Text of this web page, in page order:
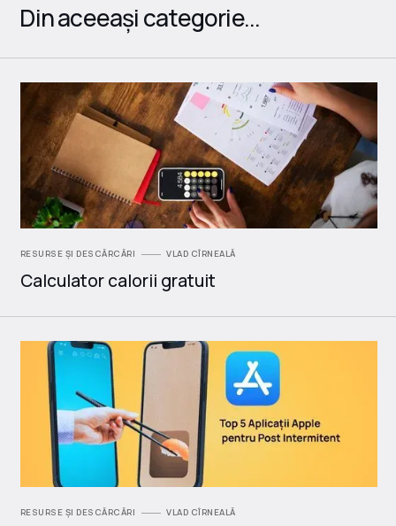
Din aceeași categorie...
RESURSE ȘI DESCĂRCĂRI VLAD CÎRNEALĂ
Calculator calorii gratuit
RESURSE ȘI DESCĂRCĂRI VLAD CÎRNEALĂ